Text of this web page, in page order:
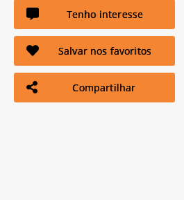
Tenho interesse
Salvar nos favoritos
Compartilhar